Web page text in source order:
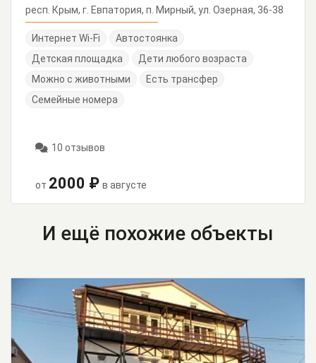
респ. Крым, г. Евпатория, п. Мирный, ул. Озерная, 36-38
Интернет Wi-Fi
Автостоянка
Детская площадка
Дети любого возраста
Можно с животными
Есть трансфер
Семейные номера
10 отзывов
от 2000 ₽ в августе
И ещё похожие объекты